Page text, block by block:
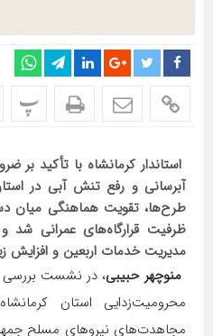
پ
استاندار کرمانشاه با تأکید بر
آبرسانی و رفع تنش آبی در
طرح‌ها، تقویت هماهنگی میان
ظرفیت قرارگاه‌های عمرانی شد
مدیریت خدمات اربعین و افزایش
منوچهر حبیبی، در نشست بررسی
محرومیت‌زدایی استان
مجاهدت‌های نیروهای مسلح